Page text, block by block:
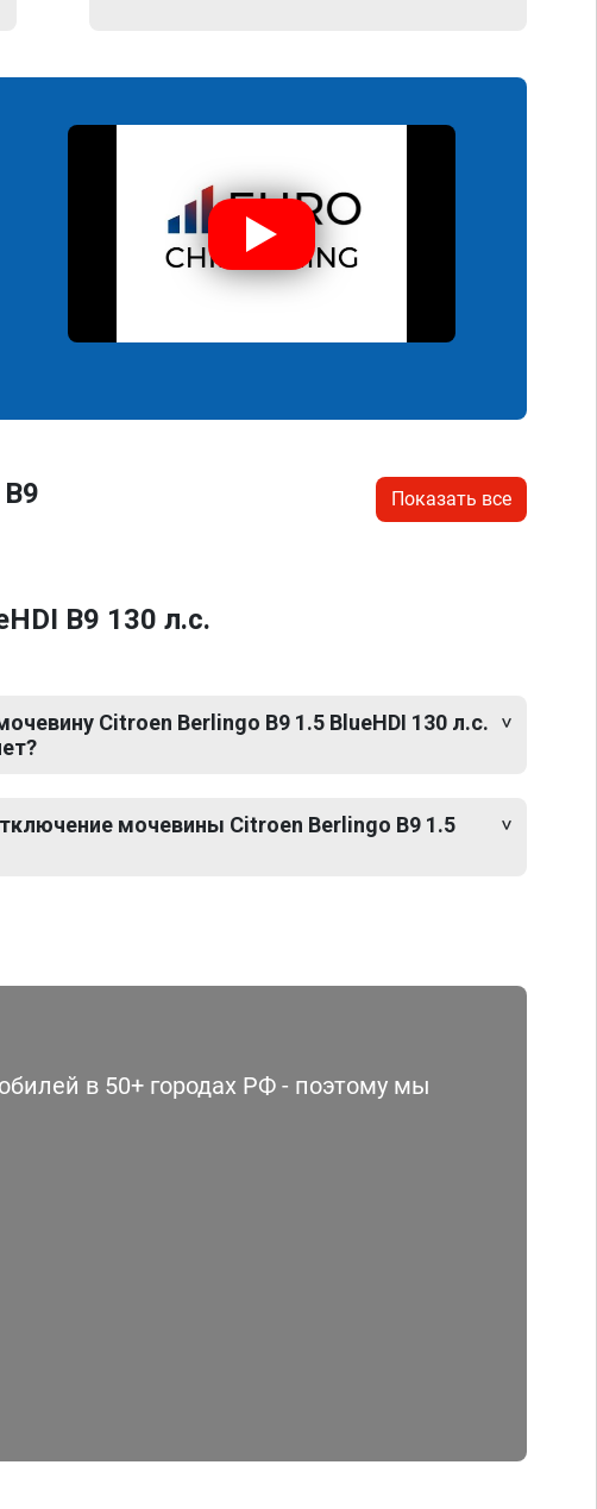
Показать все
B9 130 л.с.
Citroen Berlingo B9 1.5 BlueHDI 130 л.с.
мочевины Citroen Berlingo B9 1.5
в 50+ городах РФ - поэтому мы